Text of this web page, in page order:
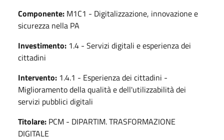
Componente: M1C1 - Digitalizzazione, innovazione e
sicurezza nella PA
Investimento: 1.4 - Servizi digitali e esperienza dei
cittadini
Intervento: 1.4.1 - Esperienza dei cittadini -
Miglioramento della qualità e dell'utilizzabilità dei
servizi pubblici digitali
Titolare: PCM - DIPARTIM. TRASFORMAZIONE
DIGITALE